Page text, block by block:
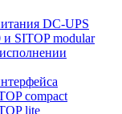
DC-UPS
SITOP modular
compact
lite